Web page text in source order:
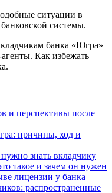
ситуации в
системы.
банка «Югра»
Как избежать
и перспективы после
причины, ход и
знать вкладчику
такое и зачем он нужен
лицензии у банка
распространенные